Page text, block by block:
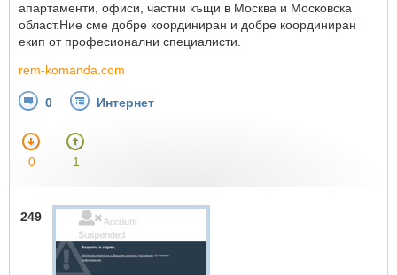
апартаменти, офиси, частни къщи в Москва и Московска
област.Ние сме добре координиран и добре координиран
екип от професионални специалисти.
rem-komanda.com
0 Интернет
0 1
249